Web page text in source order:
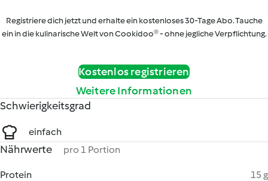
Registriere dich jetzt und erhalte ein kostenloses 30-Tage Abo. Tauche
ein in die kulinarische Welt von Cookidoo® - ohne jegliche Verpflichtung.
Kostenlos registrieren
Weitere Informationen
Schwierigkeitsgrad
einfach
Nährwerte pro 1 Portion
Protein
15 g